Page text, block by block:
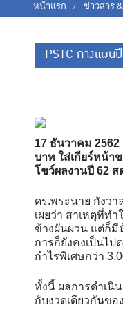
หน้าแรก ข่าวสาร
PSTC กางแผน
17 ธันวาคม 2562
บาท ใส่เกียร์หน้า
โชว์ผลงานปี 62 ส
ดร.พระนาย กังว
เผยว่า สาเหตุที่ท
ข้างผันผวน แต่ก็
การก็ยังคงเป็นไ
กำไรพิเศษกว่า
ทั้งนี้ ผลการดำเนิ
กับงวดเดียวกันข